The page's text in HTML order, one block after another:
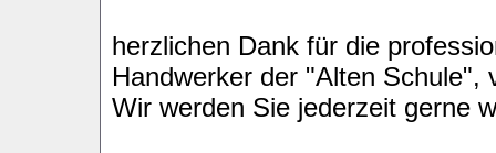
herzlichen Dank für die
Handwerker der "Alten Schule",
Wir werden Sie jederzeit gerne